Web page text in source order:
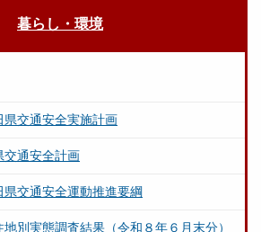
暮らし・環境
県交通安全実施計画
交通安全計画
交通安全運動推進要綱
別実態調査結果（令和８年６月末分）